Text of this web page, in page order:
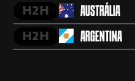
H2H AUSTRÁLIA
H2H ARGENTINA